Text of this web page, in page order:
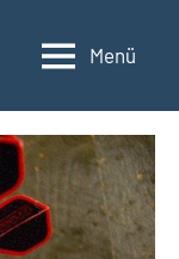
Menü